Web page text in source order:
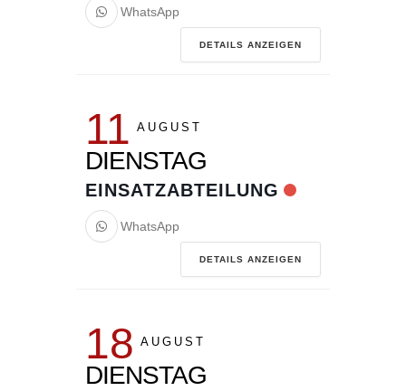
WhatsApp
DETAILS ANZEIGEN
11 AUGUST
DIENSTAG
EINSATZABTEILUNG
WhatsApp
DETAILS ANZEIGEN
18 AUGUST
DIENSTAG